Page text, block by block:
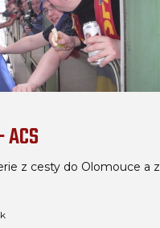
z cesty do Olomouce a